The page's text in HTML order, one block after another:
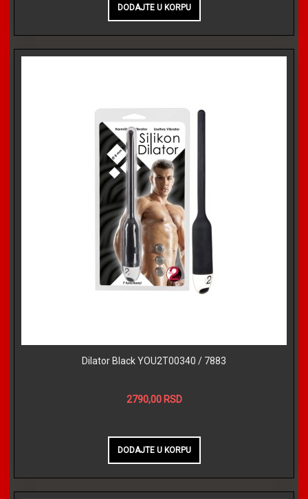
Dilator Black YOU2T00340 / 7883
2790,00 RSD